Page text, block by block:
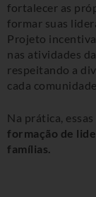
fortalecer as
formar suas
Projeto
nas atividades
respeitando a
cada
Na prática,
formação de
famílias.